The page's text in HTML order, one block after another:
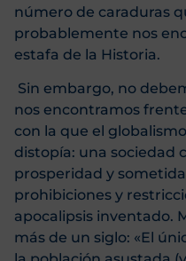
número de caraduras
probablemente nos
estafa de la Historia.
Sin embargo, no
nos encontramos
con la que el
distopía: una sociedad
prosperidad y
prohibiciones y
apocalipsis inventado.
más de un siglo: «El